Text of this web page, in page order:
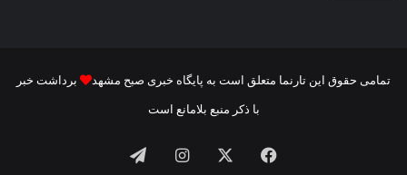
تمامی حقوق این تارنما متعلق است به پایگاه خبری صبح مشهد برداشت خبر
با ذکر منبع بلامانع است
فیسبوک ایکساینستاگرامتلگرام